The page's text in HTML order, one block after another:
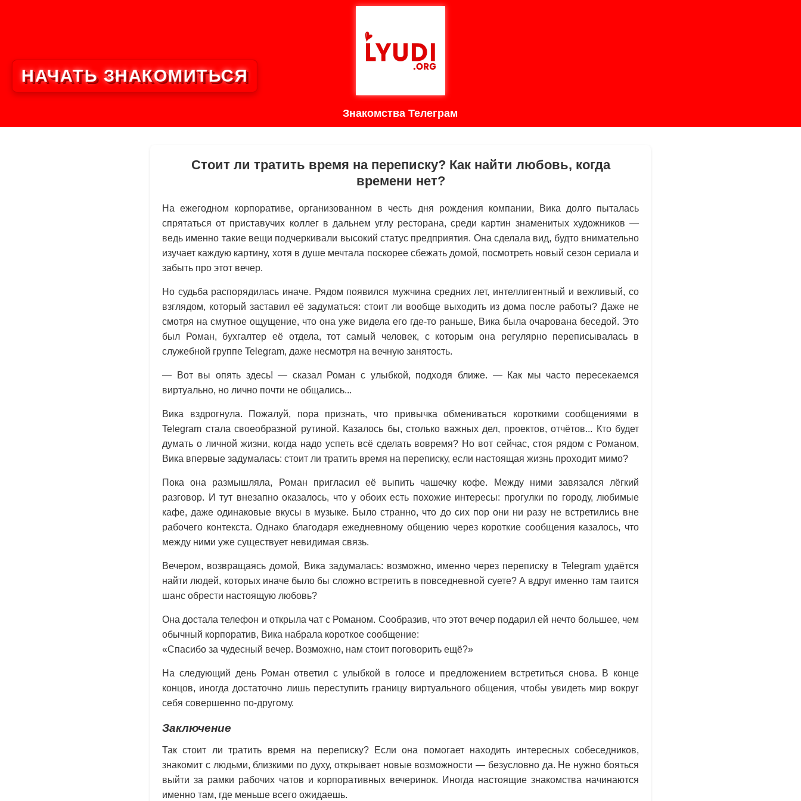
Знакомства Телеграм
Стоит ли тратить время на переписку? Как найти любовь, когда
времени нет?
На ежегодном корпоративе, организованном в честь дня рождения компании, Вика долго пыталась
спрятаться от приставучих коллег в дальнем углу ресторана, среди картин знаменитых художников —
ведь именно такие вещи подчеркивали высокий статус предприятия. Она сделала вид, будто внимательно
изучает каждую картину, хотя в душе мечтала поскорее сбежать домой, посмотреть новый сезон сериала и
забыть про этот вечер.
Но судьба распорядилась иначе. Рядом появился мужчина средних лет, интеллигентный и вежливый, со
взглядом, который заставил её задуматься: стоит ли вообще выходить из дома после работы? Даже не
смотря на смутное ощущение, что она уже видела его где-то раньше, Вика была очарована беседой. Это
был Роман, бухгалтер её отдела, тот самый человек, с которым она регулярно переписывалась в
служебной группе Telegram, даже несмотря на вечную занятость.
— Вот вы опять здесь! — сказал Роман с улыбкой, подходя ближе. — Как мы часто пересекаемся
виртуально, но лично почти не общались...
Вика вздрогнула. Пожалуй, пора признать, что привычка обмениваться короткими сообщениями в
Telegram стала своеобразной рутиной. Казалось бы, столько важных дел, проектов, отчётов... Кто будет
думать о личной жизни, когда надо успеть всё сделать вовремя? Но вот сейчас, стоя рядом с Романом,
Вика впервые задумалась: стоит ли тратить время на переписку, если настоящая жизнь проходит мимо?
Пока она размышляла, Роман пригласил её выпить чашечку кофе. Между ними завязался лёгкий
разговор. И тут внезапно оказалось, что у обоих есть похожие интересы: прогулки по городу, любимые
кафе, даже одинаковые вкусы в музыке. Было странно, что до сих пор они ни разу не встретились вне
рабочего контекста. Однако благодаря ежедневному общению через короткие сообщения казалось, что
между ними уже существует невидимая связь.
Вечером, возвращаясь домой, Вика задумалась: возможно, именно через переписку в Telegram удаётся
найти людей, которых иначе было бы сложно встретить в повседневной суете? А вдруг именно там таится
шанс обрести настоящую любовь?
Она достала телефон и открыла чат с Романом. Сообразив, что этот вечер подарил ей нечто большее, чем
обычный корпоратив, Вика набрала короткое сообщение:
«Спасибо за чудесный вечер. Возможно, нам стоит поговорить ещё?»
На следующий день Роман ответил с улыбкой в голосе и предложением встретиться снова. В конце
концов, иногда достаточно лишь переступить границу виртуального общения, чтобы увидеть мир вокруг
себя совершенно по-другому.
Заключение
Так стоит ли тратить время на переписку? Если она помогает находить интересных собеседников,
знакомит с людьми, близкими по духу, открывает новые возможности — безусловно да. Не нужно бояться
выйти за рамки рабочих чатов и корпоративных вечеринок. Иногда настоящие знакомства начинаются
именно там, где меньше всего ожидаешь.
НАЧАТЬ ЗНАКОМИТЬСЯ